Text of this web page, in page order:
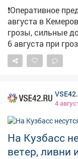
❗️Оперативное
августа в
грозы, сильные
6 августа при
юго-западного
4
На Кузбасс
ветер, ливни